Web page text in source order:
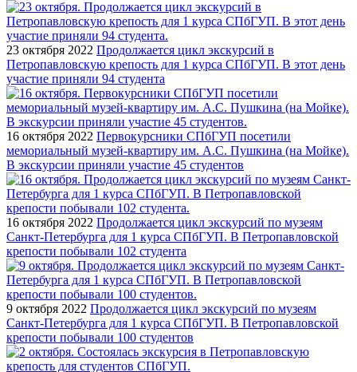
23 октября 2022 Продолжается цикл экскурсий в
Петропавловскую крепость для 1 курса СПбГУП. В этот день
участие приняли 94 студента
16 октября 2022 Первокурсники СПбГУП посетили
мемориальный музей-квартиру им. А.С. Пушкина (на Мойке).
В экскурсии приняли участие 45 студентов
16 октября 2022 Продолжается цикл экскурсий по музеям
Санкт-Петербурга для 1 курса СПбГУП. В Петропавловской
крепости побывали 102 студента
9 октября 2022 Продолжается цикл экскурсий по музеям
Санкт-Петербурга для 1 курса СПбГУП. В Петропавловской
крепости побывали 100 студентов